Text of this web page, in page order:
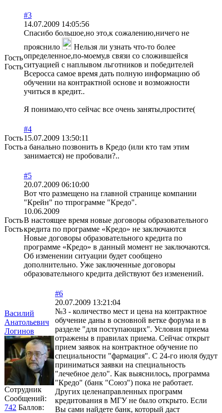
Гость
Гость
#3
14.07.2009 14:05:56
Спасибо большое,но это,к сожалению,ничего не
прояснило
Нельзя ли узнать что-то более
определенное,по-моему,в связи со сложившейся
ситуацией с наплывом льготников и победителей
Всеросса самое время дать полную информацию об
обучении на контрактной основе и возможности
учиться в кредит..
Я понимаю,что сейчас все очень заняты,простите(
Гость
Гость
#4
15.07.2009 13:50:11
а банально позвонить в Кредо (или кто там этим
занимается) не пробовали?..
Гость
Гость
#5
20.07.2009 06:10:00
Вот что размещено на главной странице компании
"Крейн" по тпрограмме "Кредо".
10.06.2009
В настоящее время новые договоры образовательного
кредита по программе «Кредо» не заключаются
Новые договоры образовательного кредита по
программе «Кредо» в данный момент не заключаются.
Об изменении ситуации будет сообщено
дополнительно. Уже заключенные договоры
образовательного кредита действуют без изменений.
Василий
Анатольевич
Логинов
Сотрудник
Сообщений:
742 Баллов:
#6
20.07.2009 13:21:04
№3 - количество мест и цена на контрактное
обучение даны в основной ветке форума и в
разделе "для поступающих". Условия приема
отражены в правилах приема. Сейчас открыт
прием заявок на контрактное обучение по
специальности "фармация". С 24-го июля будут
приниматься заявки на специальность
"лечебное дело". Как выяснилось, программа
"Кредо" (банк "Союз") пока не работает.
Других целенаправленных программ
кредитования в МГУ не было открыто. Если
Вы сами найдете банк, который даст